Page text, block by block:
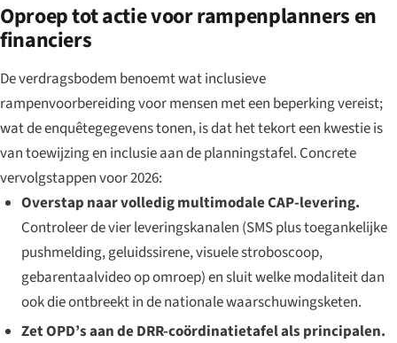
Oproep tot actie voor rampenplanners en
financiers
De verdragsbodem benoemt wat inclusieve
rampenvoorbereiding voor mensen met een beperking vereist;
wat de enquêtegegevens tonen, is dat het tekort een kwestie is
van toewijzing en inclusie aan de planningstafel. Concrete
vervolgstappen voor 2026:
Overstap naar volledig multimodale CAP-levering.
Controleer de vier leveringskanalen (SMS plus toegankelijke
pushmelding, geluidssirene, visuele stroboscoop,
gebarentaalvideo op omroep) en sluit welke modaliteit dan
ook die ontbreekt in de nationale waarschuwingsketen.
Zet OPD’s aan de DRR-coördinatietafel als principalen.